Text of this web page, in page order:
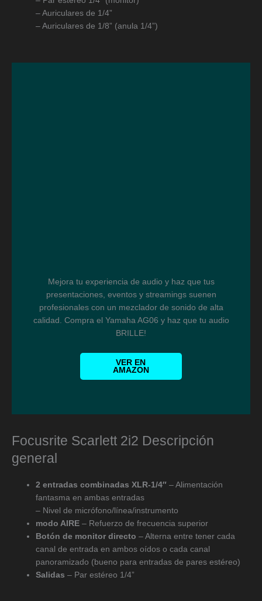
– Auriculares de 1/4”
– Auriculares de 1/8” (anula 1/4”)
Mejora tu experiencia de audio y haz que tus
presentaciones, eventos y streamings suenen
profesionales con un mezclador de sonido de alta
calidad. Compra el Yamaha AG06 y haz que tu audio
BRILLE!
VER EN
AMAZON
Focusrite Scarlett 2i2 Descripción
general
2 entradas combinadas XLR-1/4″– Alimentación
fantasma en ambas entradas
– Nivel de micrófono/línea/instrumento
modo AIRE– Refuerzo de frecuencia superior
Botón de monitor directo– Alterna entre tener cada
canal de entrada en ambos oídos o cada canal
panoramizado (bueno para entradas de pares estéreo)
Salidas– Par estéreo 1/4”